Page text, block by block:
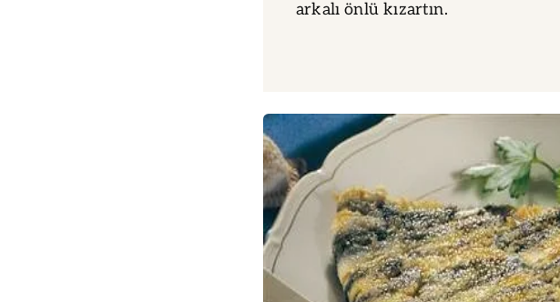
arkalı önlü kızartın.